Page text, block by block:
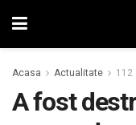
Acasa Actualitate 112
A fost